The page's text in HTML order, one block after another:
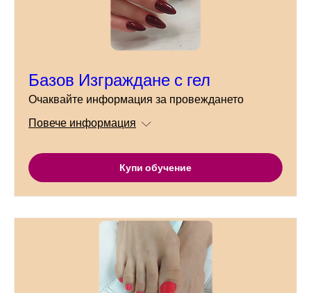
Базов Изграждане с гел
Очаквайте информация за провеждането
Повече информация
Купи обучение